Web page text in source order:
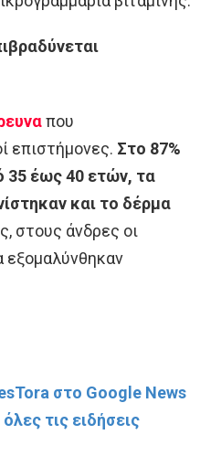
που
επιστήμονες. Στο 87%
35 έως 40 ετών, τα
και το δέρμα
στους άνδρες οι
εξομαλύνθηκαν
στο Google News
τις ειδήσεις